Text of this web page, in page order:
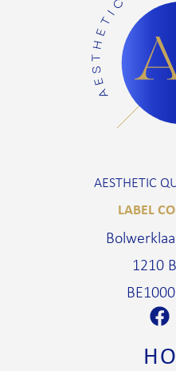
AESTHETIC
LABEL
1210